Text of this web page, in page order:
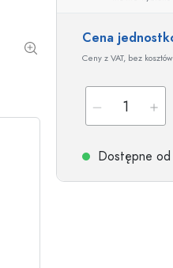
Cena
Ceny z VAT, bez kosztów
Dostępne od